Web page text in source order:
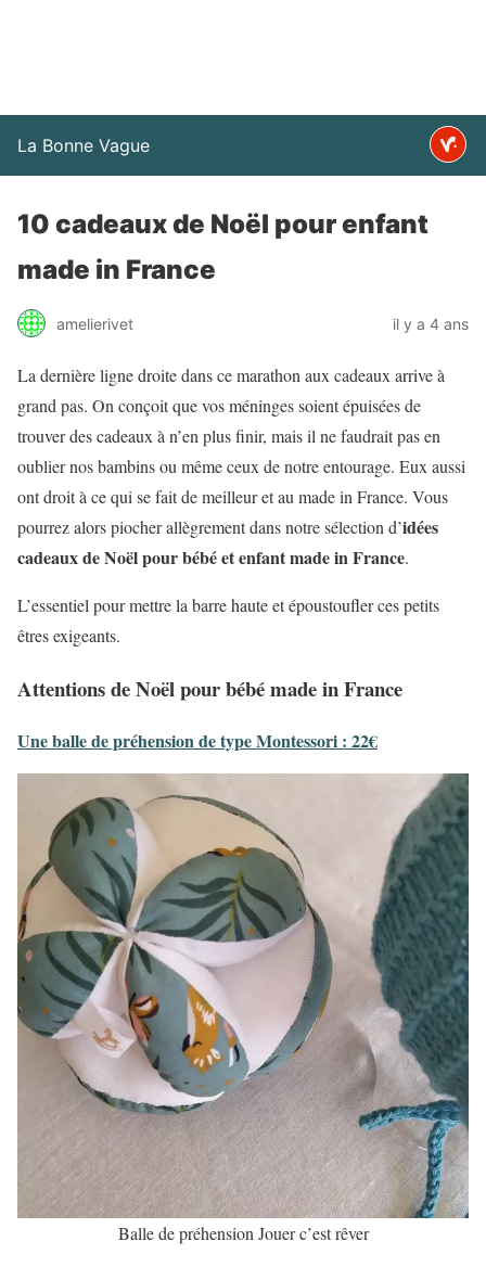
La Bonne Vague
10 cadeaux de Noël pour enfant
made in France
amelierivet il y a 4 ans
La dernière ligne droite dans ce marathon aux cadeaux arrive à
grand pas. On conçoit que vos méninges soient épuisées de
trouver des cadeaux à n’en plus finir, mais il ne faudrait pas en
oublier nos bambins ou même ceux de notre entourage. Eux aussi
ont droit à ce qui se fait de meilleur et au made in France. Vous
pourrez alors piocher allègrement dans notre sélection d’idées
cadeaux de Noël pour bébé et enfant made in France.
L’essentiel pour mettre la barre haute et époustoufler ces petits
êtres exigeants.
Attentions de Noël pour bébé made in France
Une balle de préhension de type Montessori : 22€
Balle de préhension Jouer c’est rêver